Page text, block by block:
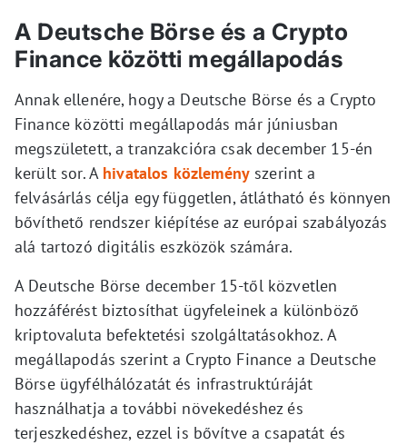
A Deutsche Börse és a Crypto
Finance közötti megállapodás
Annak ellenére, hogy a Deutsche Börse és a Crypto
Finance közötti megállapodás már júniusban
megszületett, a tranzakcióra csak december 15-én
került sor. A hivatalos közleményszerint a
felvásárlás célja egy független, átlátható és könnyen
bővíthető rendszer kiépítése az európai szabályozás
alá tartozó digitális eszközök számára.
A Deutsche Börse december 15-től közvetlen
hozzáférést biztosíthat ügyfeleinek a különböző
kriptovaluta befektetési szolgáltatásokhoz. A
megállapodás szerint a Crypto Finance a Deutsche
Börse ügyfélhálózatát és infrastruktúráját
használhatja a további növekedéshez és
terjeszkedéshez, ezzel is bővítve a csapatát és